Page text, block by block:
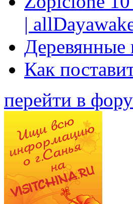
|
Деревянные
Как
перейти в